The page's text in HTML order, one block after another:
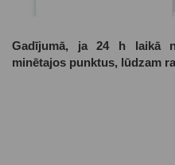
Gadījumā, ja 24 h laikā
minētajos punktus, lūdzam